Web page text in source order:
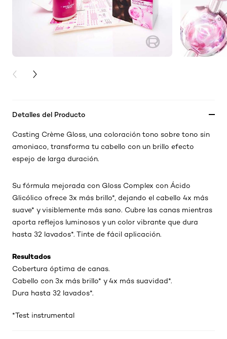
PREVIOUS CARD
NEXT CARD
Detalles del Producto
Casting Crème Gloss, una coloración tono sobre tono sin
amoniaco, transforma tu cabello con un brillo efecto
espejo de larga duración.
Su fórmula mejorada con Gloss Complex con Ácido
Glicólico ofrece 3x más brillo*, dejando el cabello 4x más
suave* y visiblemente más sano. Cubre las canas mientras
aporta reflejos luminosos y un color vibrante que dura
hasta 32 lavados*. Tinte de fácil aplicación.
Resultados
Cobertura óptima de canas.
Cabello con 3x más brillo* y 4x más suavidad*.
Dura hasta 32 lavados*.
*Test instrumental